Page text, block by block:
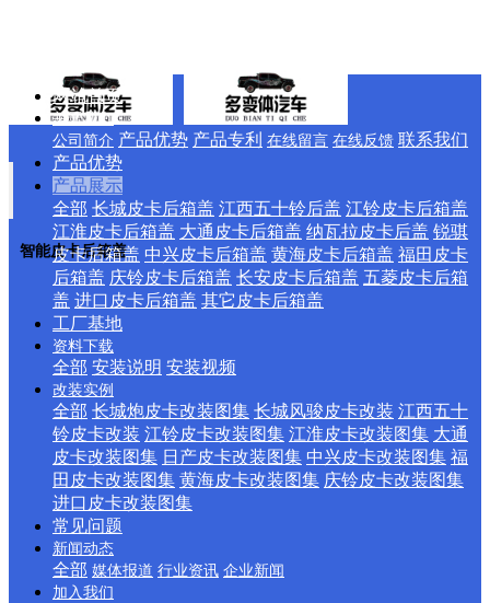
智能皮卡后箱盖
网站首页
关于我们
公司简介 产品优势 产品专利 在线留言 在线反馈 联系我们
产品优势
产品展示
全部 长城皮卡后箱盖 江西五十铃后盖 江铃皮卡后箱盖
江淮皮卡后箱盖 大通皮卡后箱盖 纳瓦拉皮卡后盖 锐骐
皮卡后箱盖 中兴皮卡后箱盖 黄海皮卡后箱盖 福田皮卡
后箱盖 庆铃皮卡后箱盖 长安皮卡后箱盖 五菱皮卡后箱
盖 进口皮卡后箱盖 其它皮卡后箱盖
工厂基地
资料下载
全部 安装说明 安装视频
改装实例
全部 长城炮皮卡改装图集 长城风骏皮卡改装 江西五十
铃皮卡改装 江铃皮卡改装图集 江淮皮卡改装图集 大通
皮卡改装图集 日产皮卡改装图集 中兴皮卡改装图集 福
田皮卡改装图集 黄海皮卡改装图集 庆铃皮卡改装图集
进口皮卡改装图集
常见问题
新闻动态
全部 媒体报道 行业资讯 企业新闻
加入我们